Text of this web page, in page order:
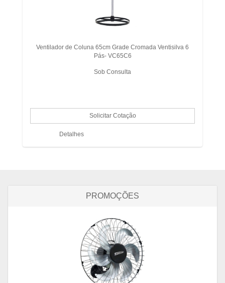
Ventilador de Coluna 65cm Grade Cromada Ventisilva 6
Pás- VC65C6
Sob Consulta
Detalhes
PROMOÇÕES